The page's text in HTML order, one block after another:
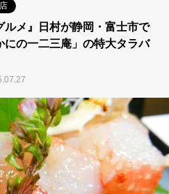
ルメ』日村が静岡・富士市で
の一二三庵」の特大タラバ